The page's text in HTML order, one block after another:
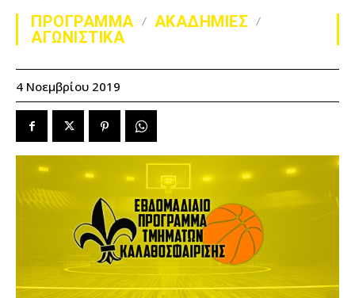
ΠΡΟΓΡΑΜΜΑ
ΑΚΑΔΗΜΙΕΣ
ΑΓΩΝΙΣΤΙΚΑ
4 Νοεμβρίου 2019